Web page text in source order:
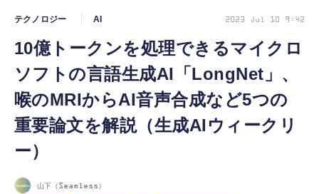
AI
ガジェット
ゲーム
10億トークンを処理できるマイクロ
ソフトの言語生成AI「LongNet」、
喉のMRIからAI音声合成など5つの
重要論文を解説（生成AIウィークリ
ー）
テクノロジー AI 2023 Jul 10 9:42
山下（Seamless）